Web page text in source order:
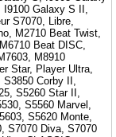
Galaxy S II,
S7070, Libre,
M2710 Beat Twist,
Beat DISC,
M8910
Star, Player Ultra,
Corby II,
S5260 Star II,
S5560 Marvel,
S5620 Monte,
S7070 Diva, S7070